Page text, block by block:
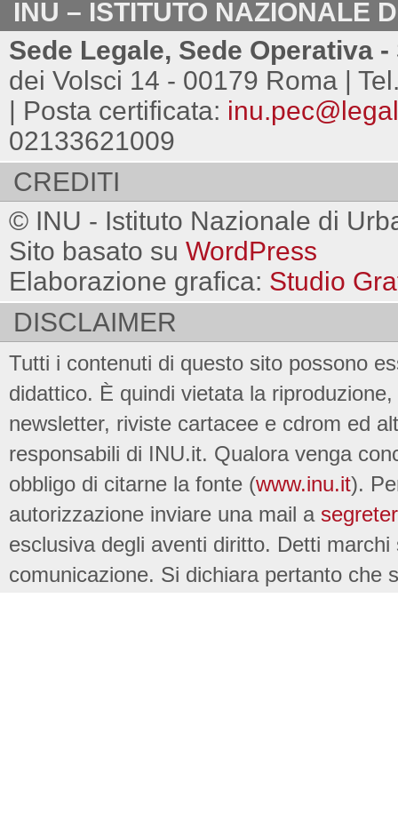
INU – ISTITUTO NAZIONALE
Sede Legale, Sede Operativa
dei Volsci 14 - 00179 Roma |
| Posta certificata:
02133621009
CREDITI
© INU - Istituto Nazionale di
Sito basato su WordPress
Elaborazione grafica: Studio
DISCLAIMER
Tutti i contenuti di questo sito possono
didattico. È quindi vietata la
newsletter, riviste cartacee e cdrom ed
responsabili di INU.it. Qualora venga
obbligo di citarne la fonte (www.inu.it).
autorizzazione inviare una mail a
esclusiva degli aventi diritto. Detti
comunicazione. Si dichiara pertanto che